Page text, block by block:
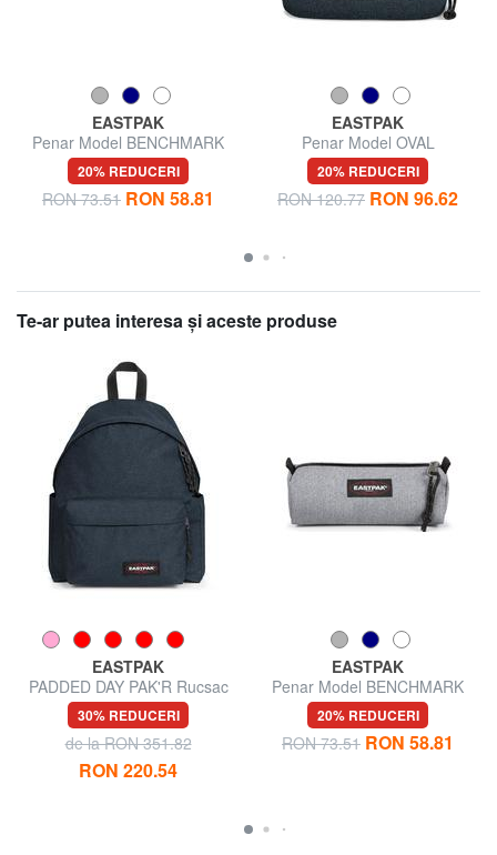
EASTPAK
Penar Model BENCHMARK
20% REDUCERI
RON 73.51 RON 58.81
EASTPAK
Penar Model OVAL
20% REDUCERI
RON 120.77 RON 96.62
Te-ar putea interesa şi aceste produse
EASTPAK
PADDED DAY PAK'R Rucsac
pentru laptop de 14".
30% REDUCERI
de la RON 351.82
RON 220.54
EASTPAK
Penar Model BENCHMARK
20% REDUCERI
RON 73.51 RON 58.81